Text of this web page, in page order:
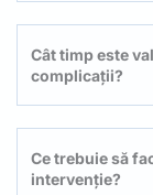
Cât timp este
complicații?
Ce trebuie să
intervenție?